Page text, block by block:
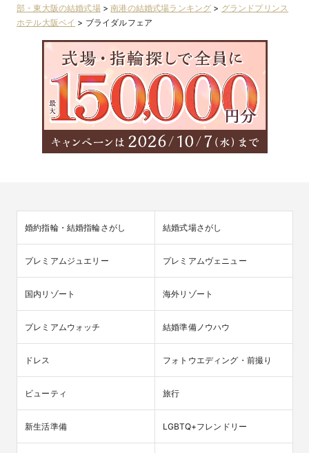
部・東大阪の結婚式場>南港の結婚式場ランキング > グランドプリンス
ホテル大阪ベイ > ブライダルフェア
婚約指輪・結婚指輪さがし 結婚式場さがし
プレミアムジュエリー プレミアムヴェニュー
国内リゾート 海外リゾート
プレミアムウォッチ 結婚準備ノウハウ
ドレス フォトウエディング・前撮り
ビューティ 旅行
新生活準備 LGBTQ+フレンドリー